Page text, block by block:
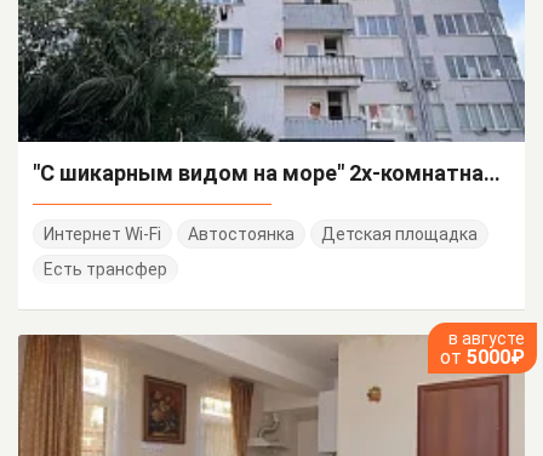
"С шикарным видом на море" 2х-комнатная квартира-студия
Интернет Wi-Fi Автостоянка
Детская площадка
Есть трансфер
в августе
от 5000₽